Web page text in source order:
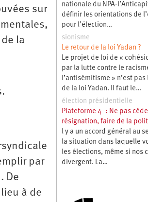
sur
la
par
De
à de
nationale du NPA-
définir les orientations de
pour l’élection…
sionisme
Le retour de la loi Yadan ?
Le projet de loi de «
par la lutte contre le
l’antisémitisme » n’est
de la loi Yadan. Il faut le…
élection présidentielle
Plateforme 4 : Ne pas
résignation, faire de la
l y a un accord général au
la situation dans laquelle
les élections, même si nos
divergent. La…